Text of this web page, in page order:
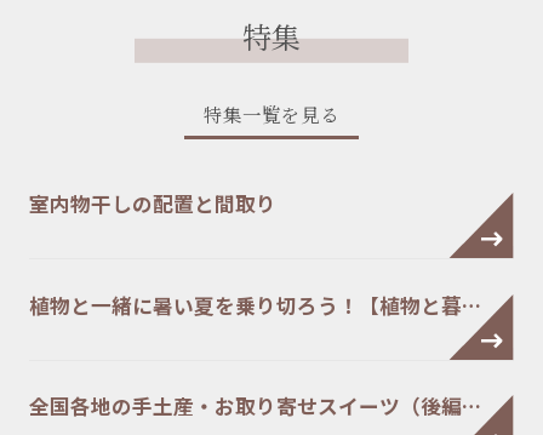
特集
特集一覧を見る
室内物干しの配置と間取り
植物と一緒に暑い夏を乗り切ろう！【植物と暮…
全国各地の手土産・お取り寄せスイーツ（後編…